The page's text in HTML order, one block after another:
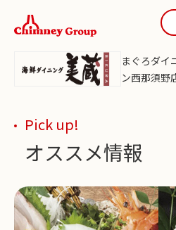
まぐろダイ
ン西那須野
Pick up!
オススメ情報